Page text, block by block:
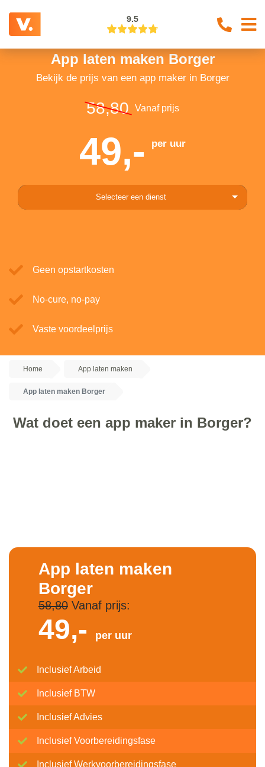
9.5
App laten maken Borger
Bekijk de prijs van een app maker in Borger
58,80 Vanaf prijs
49,- per uur
Selecteer een dienst
Geen opstartkosten
No-cure, no-pay
Vaste voordeelprijs
Home App laten maken
App laten maken Borger
Wat doet een app maker in Borger?
App laten maken
Borger
58,80Vanaf prijs:
49,- per uur
Inclusief Arbeid
Inclusief BTW
Inclusief Advies
Inclusief Voorbereidingsfase
Inclusief Werkvoorbereidingsfase